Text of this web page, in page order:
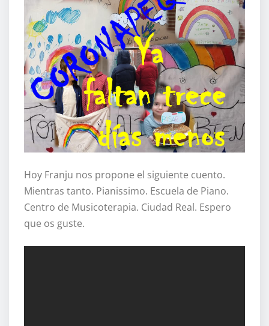
Hoy Franju nos propone el siguiente cuento.
Mientras tanto. Pianissimo. Escuela de Piano.
Centro de Musicoterapia. Ciudad Real. Espero
que os guste.